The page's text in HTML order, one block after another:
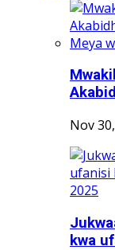
Nov
kwa